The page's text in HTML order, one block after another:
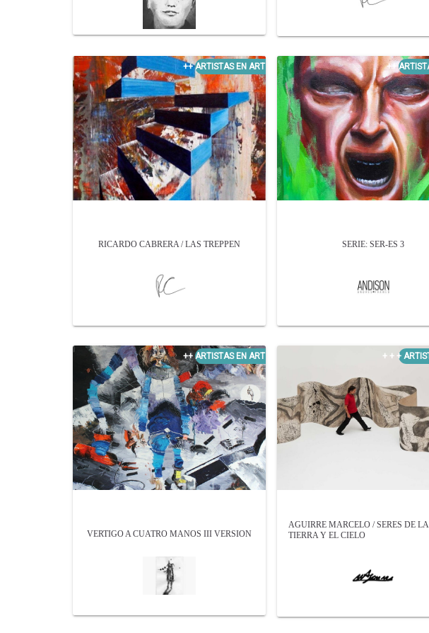
RICARDO CABRERA / LAS TREPPEN SERIE: SER-ES 3
VERTIGO A CUATRO MANOS III VERSION
AGUIRRE MARCELO / SERES DE LA
TIERRA Y EL CIELO